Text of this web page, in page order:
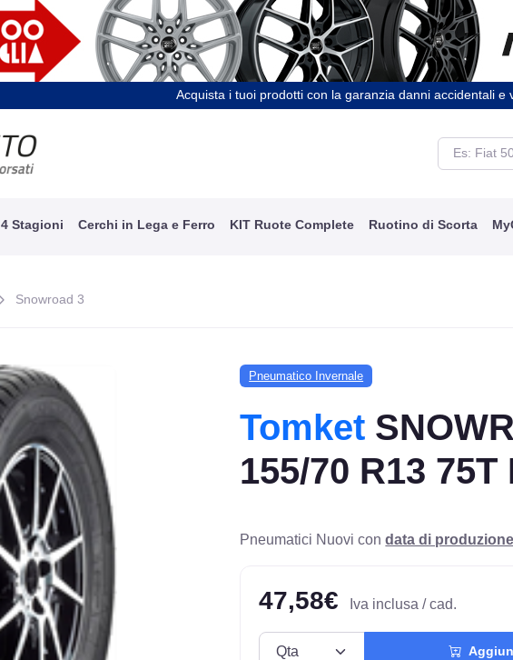
Acquista i tuoi prodotti con la garanzia danni accidentali e
4 Stagioni Cerchi in Lega e Ferro KIT Ruote Complete Ruotino di Scorta
Snowroad 3
Pneumatico Invernale
Tomket
155/70 R13 75T
Pneumatici Nuovi condata di
47,58€ Iva inclusa / cad.